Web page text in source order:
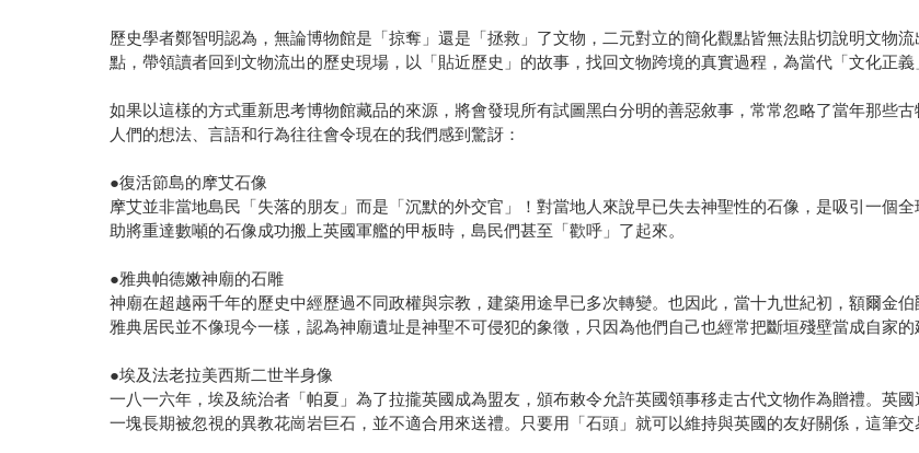
歷史學者鄭智明認為，無論博物館是「掠奪」還是「拯救」了文物，二元對立的簡化觀點皆無法貼切說明文物
點，帶領讀者回到文物流出的歷史現場，以「貼近歷史」的故事，找回文物跨境的真實過程，為當代「文化正義
如果以這樣的方式重新思考博物館藏品的來源，將會發現所有試圖黑白分明的善惡敘事，常常忽略了當年那些
人們的想法、言語和行為往往會令現在的我們感到驚訝：
●復活節島的摩艾石像
摩艾並非當地島民「失落的朋友」而是「沉默的外交官」！對當地人來說早已失去神聖性的石像，是吸引一個
助將重達數噸的石像成功搬上英國軍艦的甲板時，島民們甚至「歡呼」了起來。
●雅典帕德嫩神廟的石雕
神廟在超越兩千年的歷史中經歷過不同政權與宗教，建築用途早已多次轉變。也因此，當十九世紀初，額爾金
雅典居民並不像現今一樣，認為神廟遺址是神聖不可侵犯的象徵，只因為他們自己也經常把斷垣殘壁當成自家的
●埃及法老拉美西斯二世半身像
一八一六年，埃及統治者「帕夏」為了拉攏英國成為盟友，頒布敕令允許英國領事移走古代文物作為贈禮。英
一塊長期被忽視的異教花崗岩巨石，並不適合用來送禮。只要用「石頭」就可以維持與英國的友好關係，這筆交